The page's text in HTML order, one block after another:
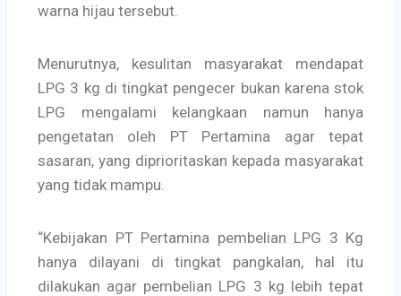
warna hijau tersebut.
Menurutnya, kesulitan masyarakat mendapat
LPG 3 kg di tingkat pengecer bukan karena stok
LPG mengalami kelangkaan namun hanya
pengetatan oleh PT Pertamina agar tepat
sasaran, yang diprioritaskan kepada masyarakat
yang tidak mampu.
“Kebijakan PT Pertamina pembelian LPG 3 Kg
hanya dilayani di tingkat pangkalan, hal itu
dilakukan agar pembelian LPG 3 kg lebih tepat